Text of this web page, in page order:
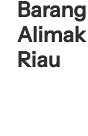
Alimak
Riau